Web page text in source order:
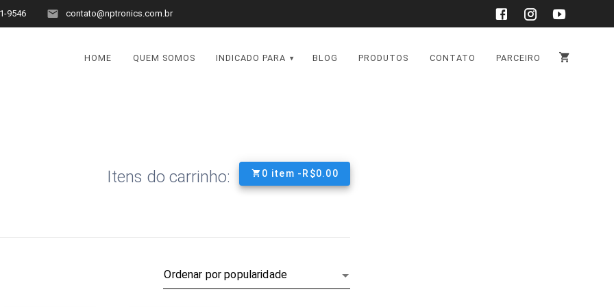
9546 contato@nptronics.com.br
HOME QUEM SOMOS INDICADO PARA BLOG PRODUTOS CONTATO PARCEIRO
Itens do carrinho: 0 item - R$0.00